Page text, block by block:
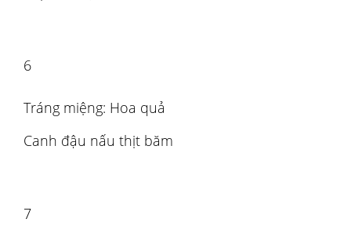
6
Tráng miệng: Hoa quả
Canh đậu nấu thịt băm
7